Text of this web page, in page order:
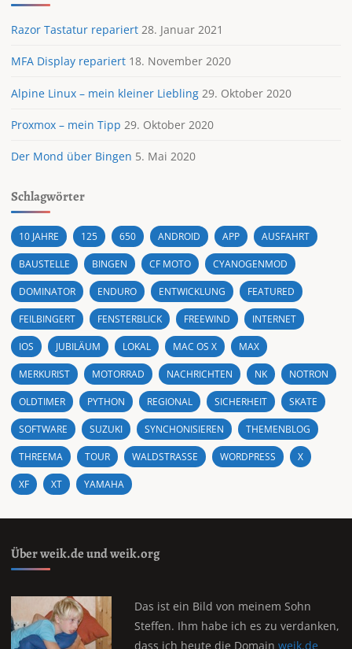
Razor Tastatur repariert 28. Januar 2021
MFA Display repariert 18. November 2020
Alpine Linux – mein kleiner Liebling 29. Oktober 2020
Proxmox – mein Tipp 29. Oktober 2020
Der Mond über Bingen 5. Mai 2020
Schlagwörter
10 JAHRE 125 650 ANDROID APP AUSFAHRT
BAUSTELLE BINGEN CF MOTO CYANOGENMOD
DOMINATOR ENDURO ENTWICKLUNG FEATURED
FEILBINGERT FENSTERBLICK FREEWIND INTERNET
IOS JUBILÄUM LOKAL MAC OS X MAX
MERKURIST MOTORRAD NACHRICHTEN NK NOTRON
OLDTIMER PYTHON REGIONAL SICHERHEIT SKATE
SOFTWARE SUZUKI SYNCHONISIEREN THEMENBLOG
THREEMA TOUR WALDSTRASSE WORDPRESS X
XF XT YAMAHA
Über weik.de und weik.org
Das ist ein Bild von meinem Sohn
Steffen. Ihm habe ich es zu verdanken,
dass ich heute die Domainweik.de